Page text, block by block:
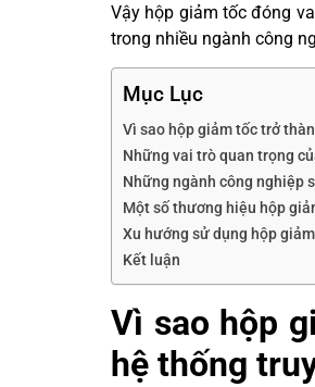
Vậy hộp giảm tốc đóng
trong nhiều ngành công
Mục Lục
Vì sao hộp giảm tốc trở
Những vai trò quan trọng
Những ngành công nghiệp
Một số thương hiệu hộp
Xu hướng sử dụng hộp
Kết luận
Vì sao hộp
hệ thống